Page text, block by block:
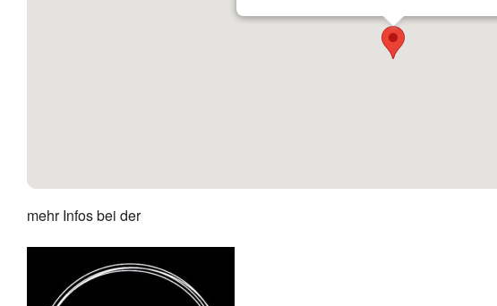
mehr Infos bei der